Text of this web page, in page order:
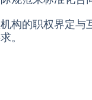
构的职权界定与
。